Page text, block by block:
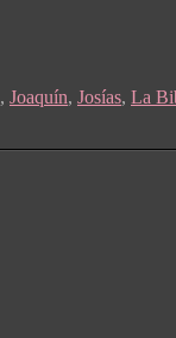
, Joaquín, Josías, La